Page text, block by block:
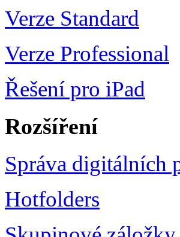
Verze Standard
Verze Professional
Řešení pro iPad
Rozšíření
Správa digitálních
Hotfolders